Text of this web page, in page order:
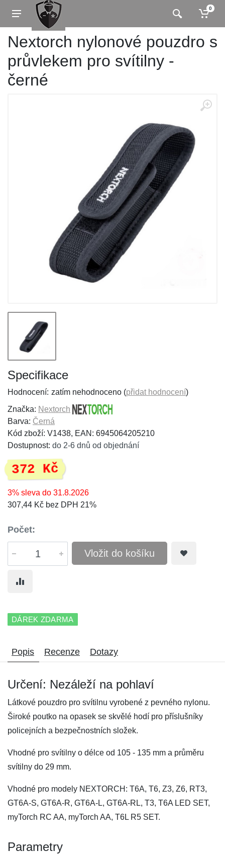
0
Nextorch nylonové pouzdro s
průvlekem pro svítilny -
černé
Specifikace
Hodnocení: zatím nehodnoceno (přidat hodnocení)
Značka: Nextorch
Barva: Černá
Kód zboží: V1438, EAN: 6945064205210
Dostupnost: do 2-6 dnů od objednání
372 Kč
3% sleva do 31.8.2026
307,44 Kč bez DPH 21%
Počet:
Vložit do košíku
DÁREK ZDARMA
Popis Recenze Dotazy
Určení: Nezáleží na pohlaví
Látkové pouzdro pro svítilnu vyrobené z pevného nylonu.
Široké poutko na opasek se skvělé hodí pro příslušníky
policejních a bezpečnostních složek.
Vhodné pro svítilny o délce od 105 - 135 mm a průměru
svítilny do 29 mm.
Vhodné pro modely NEXTORCH: T6A, T6, Z3, Z6, RT3,
GT6A-S, GT6A-R, GT6A-L, GT6A-RL, T3, T6A LED SET,
myTorch RC AA, myTorch AA, T6L R5 SET.
Parametry